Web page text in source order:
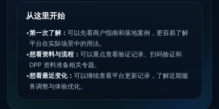
从这里开始
•第一次了解： 可以先看商户指南和落地案例，更容易了解
平台在实际场景中的用法。
•想看资料与流程： 可以重点查看验证记录、扫码验证和
DPP 资料准备相关专题。
•想看最近变化： 可以继续查看平台更新记录，了解近期服
务调整与体验优化。